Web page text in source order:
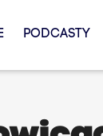
PODCASTY